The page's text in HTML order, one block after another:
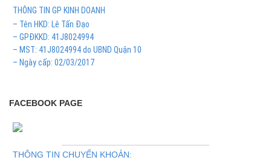
THÔNG TIN GP KINH DOANH
– Tên HKD: Lê Tấn Đạo
– GPĐKKD: 41J8024994
– MST: 41J8024994 do UBND Quận 10
– Ngày cấp: 02/03/2017
FACEBOOK PAGE
THÔNG TIN CHUYỂN KHOẢN: